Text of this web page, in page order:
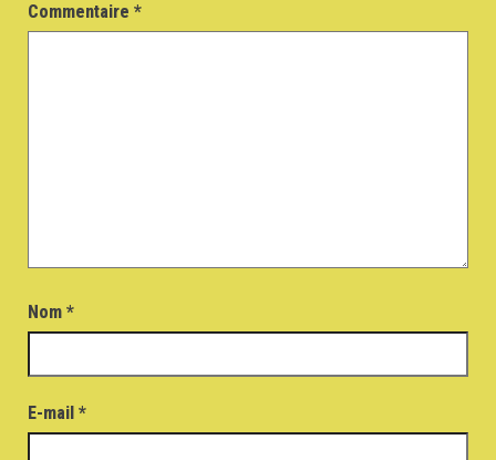
Commentaire *
Nom *
E-mail *